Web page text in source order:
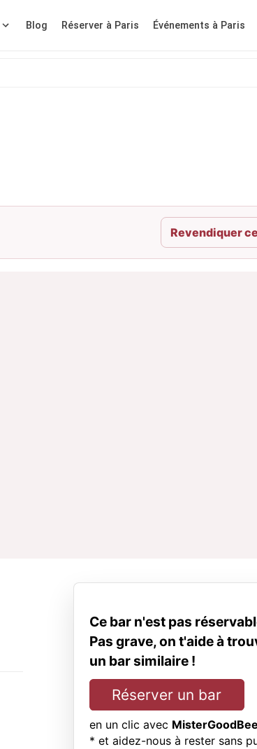
Blog Réserver à Paris Événements à Paris
Revendiquer
Ce bar n'est pas
Pas grave, on t'aide à
un bar similaire !
Réserver un bar
en un clic avec
* et aidez-nous à rester sans